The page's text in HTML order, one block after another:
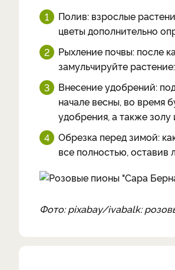
Полив: взрослые
цветы дополнительно
Рыхление почвы: после
замульчируйте
Внесение удобрений:
начале весны, во время
удобрения, а также
Обрезка перед зимой:
все полностью, оставив
Фото: pixabay/ivabalk: